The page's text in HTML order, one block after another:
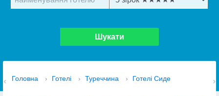
Шукати
Головна › Готелі › Туреччина › Готелі Сиде